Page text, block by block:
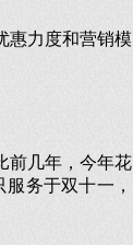
惠力度和营销模
前几年，今年花
务于双十一，